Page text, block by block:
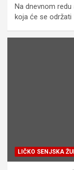
Na dnevnom
koja će se održati
LIČKO SENJSKA